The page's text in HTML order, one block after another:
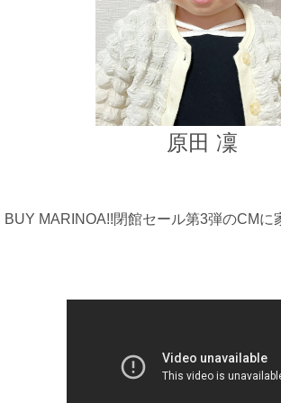
原田 凜
BUY MARINOA!!閉館セール第3弾のCMに